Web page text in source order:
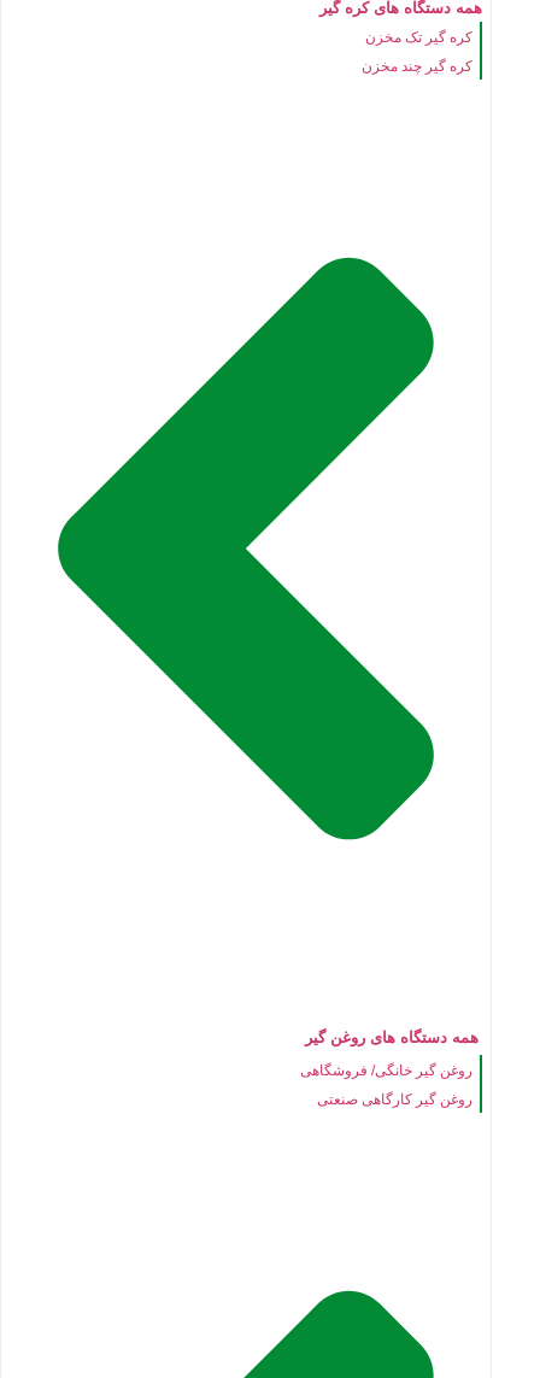
همه دستگاه های کره گیر
کره گیر تک مخزن
کره گیر چند مخزن
همه دستگاه های روغن گیر
روغن گیر خانگی/ فروشگاهی
روغن گیر کارگاهی صنعتی